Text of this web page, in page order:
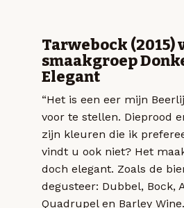
Tarwebock (2015)
smaakgroep
Elegant
“Het is een eer mijn
voor te stellen. Dieprood
zijn kleuren die ik
vindt u ook niet? Het
doch elegant. Zoals de
degusteer: Dubbel, Bock,
Quadrupel en Barley